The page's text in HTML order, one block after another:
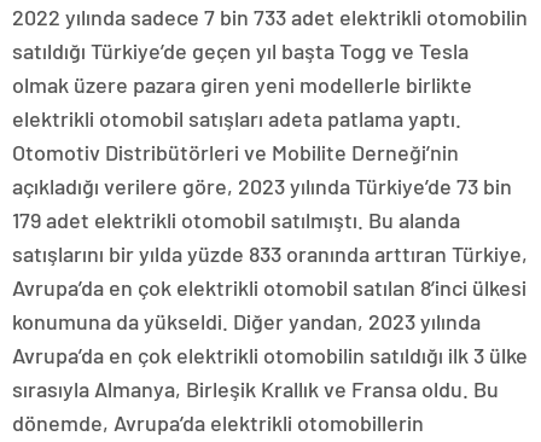
2022 yılında sadece 7 bin 733 adet elektrikli otomobilin
satıldığı Türkiye’de geçen yıl başta Togg ve Tesla
olmak üzere pazara giren yeni modellerle birlikte
elektrikli otomobil satışları adeta patlama yaptı.
Otomotiv Distribütörleri ve Mobilite Derneği’nin
açıkladığı verilere göre, 2023 yılında Türkiye’de 73 bin
179 adet elektrikli otomobil satılmıştı. Bu alanda
satışlarını bir yılda yüzde 833 oranında arttıran Türkiye,
Avrupa’da en çok elektrikli otomobil satılan 8’inci ülkesi
konumuna da yükseldi. Diğer yandan, 2023 yılında
Avrupa’da en çok elektrikli otomobilin satıldığı ilk 3 ülke
sırasıyla Almanya, Birleşik Krallık ve Fransa oldu. Bu
dönemde, Avrupa’da elektrikli otomobillerin